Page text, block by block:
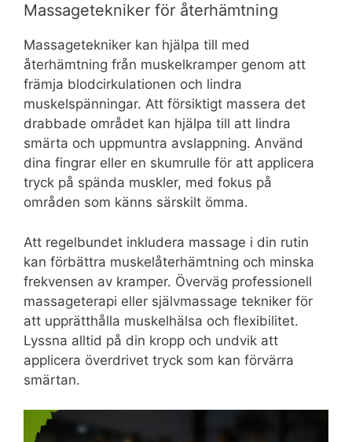
Massagetekniker för återhämtning
Massagetekniker kan hjälpa till med
återhämtning från muskelkramper genom att
främja blodcirkulationen och lindra
muskelspänningar. Att försiktigt massera det
drabbade området kan hjälpa till att lindra
smärta och uppmuntra avslappning. Använd
dina fingrar eller en skumrulle för att applicera
tryck på spända muskler, med fokus på
områden som känns särskilt ömma.
Att regelbundet inkludera massage i din rutin
kan förbättra muskelåterhämtning och minska
frekvensen av kramper. Överväg professionell
massageterapi eller självmassage tekniker för
att upprätthålla muskelhälsa och flexibilitet.
Lyssna alltid på din kropp och undvik att
applicera överdrivet tryck som kan förvärra
smärtan.